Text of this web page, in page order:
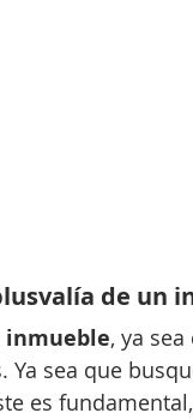
de un
inmueble, ya
Ya sea que
es